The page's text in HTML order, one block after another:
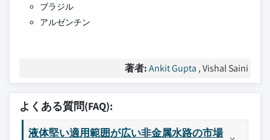
ブラジル
アルゼンチン
著者:Ankit Gupta , Vishal Saini
よくある質問(FAQ):
液体堅い適用範囲が広い非金属水路の市場